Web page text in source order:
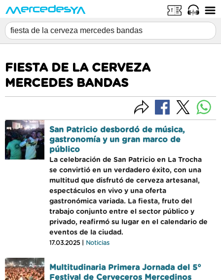
FIESTA DE LA CERVEZA
MERCEDES BANDAS
San Patricio desbordó de música,
gastronomía y un gran marco de
público
La celebración de San Patricio en La Trocha
se convirtió en un verdadero éxito, con una
multitud que disfrutó de cerveza artesanal,
espectáculos en vivo y una oferta
gastronómica variada. La fiesta, fruto del
trabajo conjunto entre el sector público y
privado, reafirmó su lugar en el calendario de
eventos de la ciudad.
17.03.2025 | Noticias
Multitudinaria Primera Jornada del 5°
Festival de Cerveceros Mercedinos